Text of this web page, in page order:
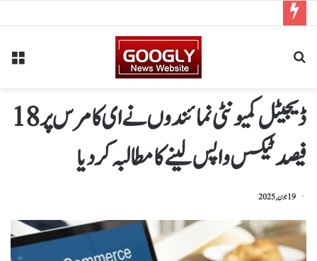
ڈیجیٹل کمیونٹی نمائندوں نے ای کامرس پر 18
فیصد ٹیکس واپس لینے کا مطالبہ کر دیا
19 جون, 2025